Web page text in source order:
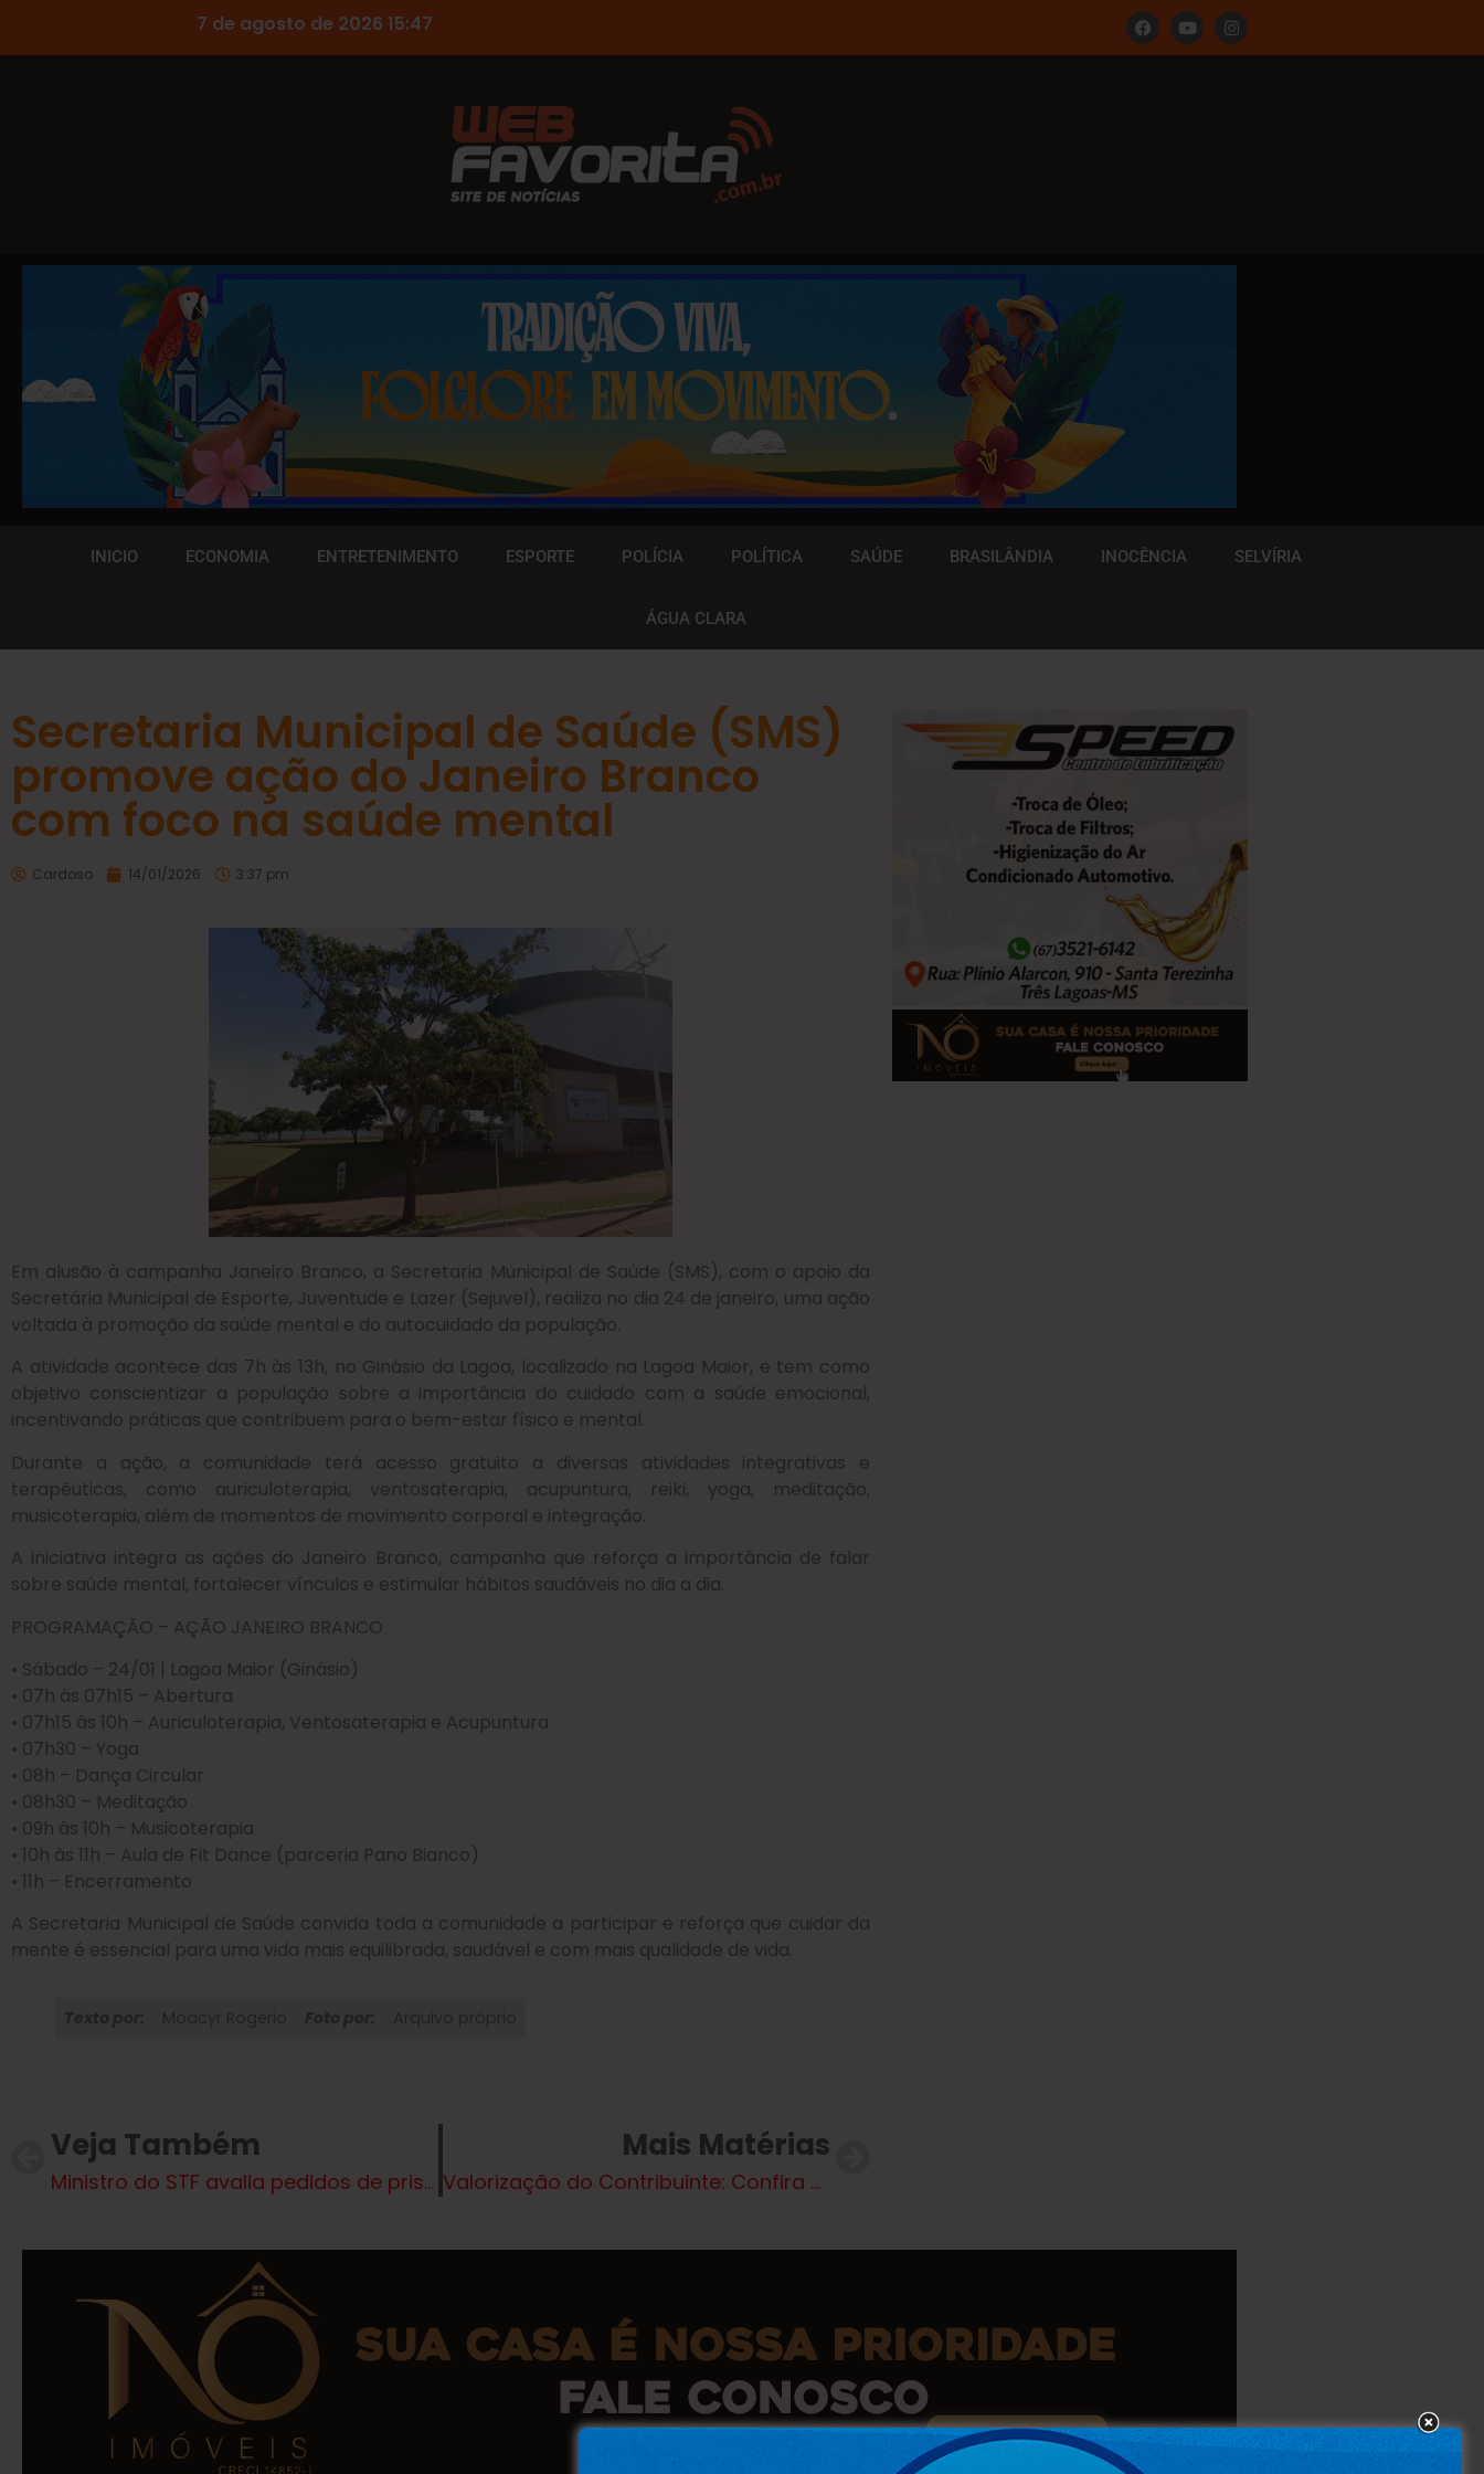
7 de agosto de 2026 15:47
INICIO ECONOMIA ENTRETENIMENTO ESPORTE POLÍCIA POLÍTICA SAÚDE BRASILÂNDIA INOCÊNCIA SELVÍRIA
ÁGUA CLARA
Secretaria Municipal de Saúde (SMS)
promove ação do Janeiro Branco
com foco na saúde mental
Cardoso 14/01/2026 3:37 pm
Em alusão à campanha Janeiro Branco, a Secretaria Municipal de Saúde (SMS), com o apoio da
Secretária Municipal de Esporte, Juventude e Lazer (Sejuvel), realiza no dia 24 de janeiro, uma ação
voltada à promoção da saúde mental e do autocuidado da população.
A atividade acontece das 7h às 13h, no Ginásio da Lagoa, localizado na Lagoa Maior, e tem como
objetivo conscientizar a população sobre a importância do cuidado com a saúde emocional,
incentivando práticas que contribuem para o bem-estar físico e mental.
Durante a ação, a comunidade terá acesso gratuito a diversas atividades integrativas e
terapêuticas, como auriculoterapia, ventosaterapia, acupuntura, reiki, yoga, meditação,
musicoterapia, além de momentos de movimento corporal e integração.
A iniciativa integra as ações do Janeiro Branco, campanha que reforça a importância de falar
sobre saúde mental, fortalecer vínculos e estimular hábitos saudáveis no dia a dia.
PROGRAMAÇÃO – AÇÃO JANEIRO BRANCO
• Sábado – 24/01 | Lagoa Maior (Ginásio)
• 07h às 07h15 – Abertura
• 07h15 às 10h – Auriculoterapia, Ventosaterapia e Acupuntura
• 07h30 – Yoga
• 08h – Dança Circular
• 08h30 – Meditação
• 09h às 10h – Musicoterapia
• 10h às 11h – Aula de Fit Dance (parceria Pano Bianco)
• 11h – Encerramento
A Secretaria Municipal de Saúde convida toda a comunidade a participar e reforça que cuidar da
mente é essencial para uma vida mais equilibrada, saudável e com mais qualidade de vida.
Veja Também
Ministro do STF avalia pedidos de prisão de Lulinha, filho de Lula
Mais Matérias
Valorização do Contribuinte: Confira a lista dos ganhadores da Campanha IPTU Premiado 2025 sorteados nesta segunda (12)